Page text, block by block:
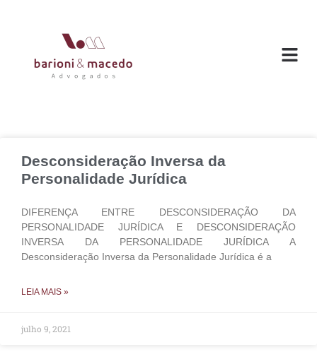
Desconsideração Inversa da
Personalidade Jurídica
DIFERENÇA ENTRE DESCONSIDERAÇÃO DA
PERSONALIDADE JURÍDICA E DESCONSIDERAÇÃO
INVERSA DA PERSONALIDADE JURÍDICA A
Desconsideração Inversa da Personalidade Jurídica é a
LEIA MAIS »
julho 9, 2021